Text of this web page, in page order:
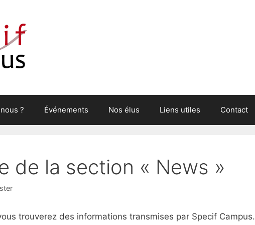
? Événements Nos élus Liens utiles Contact
de la section « News »
trouverez des informations transmises par Specif Campus.